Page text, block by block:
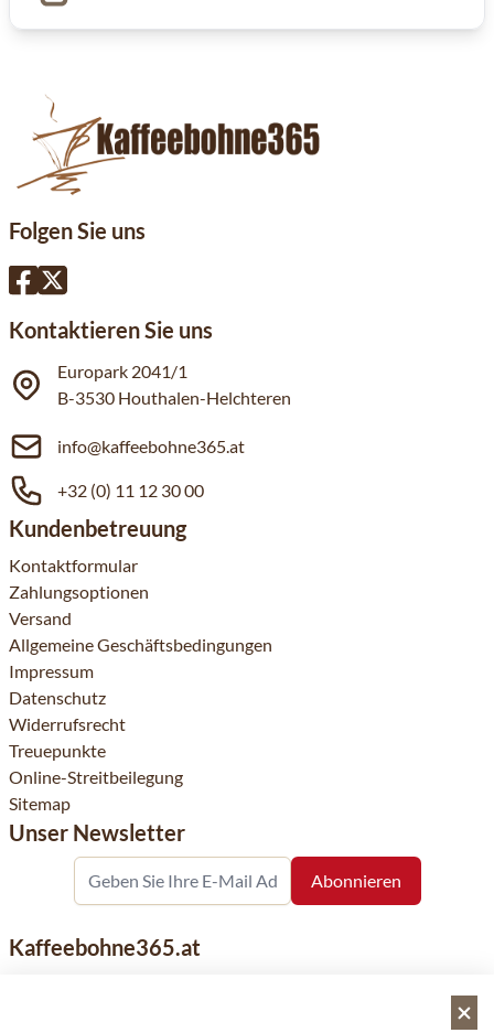
Folgen Sie uns
Kontaktieren Sie uns
Europark 2041/1
B-3530 Houthalen-Helchteren
info@kaffeebohne365.at
+32 (0) 11 12 30 00
Kundenbetreuung
Kontaktformular
Zahlungsoptionen
Versand
Allgemeine Geschäftsbedingungen
Impressum
Datenschutz
Widerrufsrecht
Treuepunkte
Online-Streitbeilegung
Sitemap
Unser Newsletter
Kaffeebohne365.at